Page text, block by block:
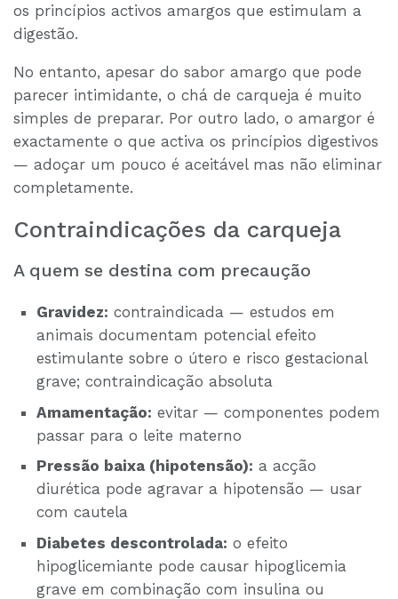
os princípios activos amargos que estimulam a
digestão.
No entanto, apesar do sabor amargo que pode
parecer intimidante, o chá de carqueja é muito
simples de preparar. Por outro lado, o amargor é
exactamente o que activa os princípios digestivos
— adoçar um pouco é aceitável mas não eliminar
completamente.
Contraindicações da carqueja
A quem se destina com precaução
Gravidez: contraindicada — estudos em
animais documentam potencial efeito
estimulante sobre o útero e risco gestacional
grave; contraindicação absoluta
Amamentação: evitar — componentes podem
passar para o leite materno
Pressão baixa (hipotensão): a acção
diurética pode agravar a hipotensão — usar
com cautela
Diabetes descontrolada: o efeito
hipoglicemiante pode causar hipoglicemia
grave em combinação com insulina ou